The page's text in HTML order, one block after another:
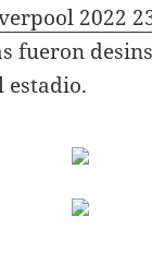
2022
fueron
estadio.